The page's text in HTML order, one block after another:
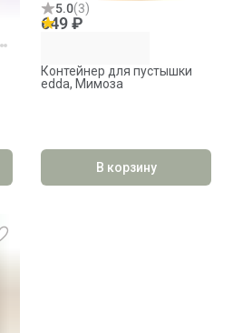
5.0(3)
649 ₽
Контейнер для пустышки
edda, Мимоза
В корзину